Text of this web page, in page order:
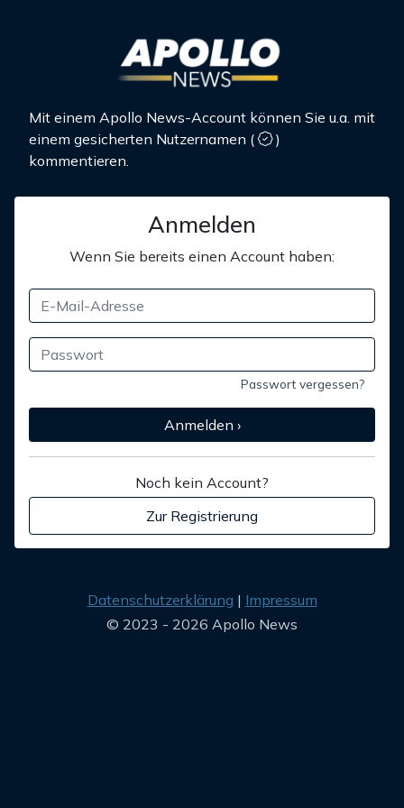
Mit einem Apollo News-Account können Sie u.a. mit
einem gesicherten Nutzernamen (
)
kommentieren.
Anmelden
Wenn Sie bereits einen Account haben:
Passwort vergessen?
Anmelden ›
Noch kein Account?
Zur Registrierung
Datenschutzerklärung
Impressum
© 2023 - 2026 Apollo News